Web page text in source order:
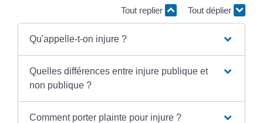
Tout replier Tout déplier
Qu'appelle-t-on injure ?
Quelles différences entre injure publique et
non publique ?
Comment porter plainte pour injure ?